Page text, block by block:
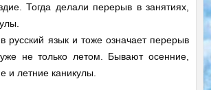
Тогда делали перерыв в занятиях,
русский язык и тоже означает перерыв
не только летом. Бывают осенние,
и летние каникулы.